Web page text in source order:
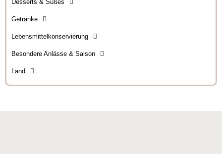
Desserts & Süßes
Getränke
Lebensmittelkonservierung
Besondere Anlässe & Saison
Land